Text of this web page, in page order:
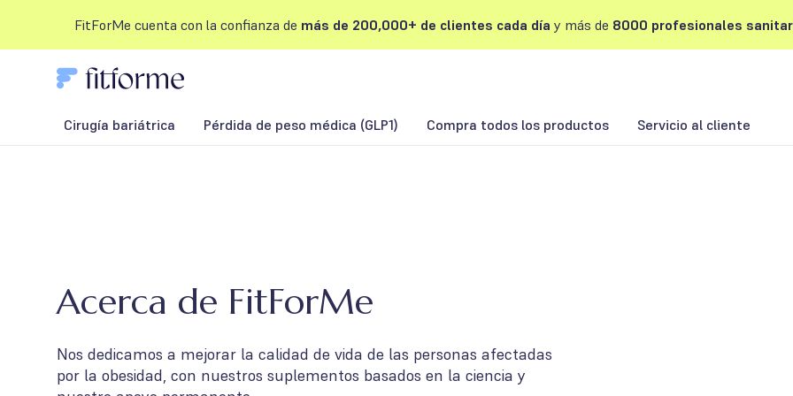
FitForMe cuenta con la confianza de más de 200,000+ de clientes cada día y más de 8000 profesionales
Cirugía bariátrica Pérdida de peso médica (GLP1) Compra todos los productos Servicio al cliente
Acerca de FitForMe
Nos dedicamos a mejorar la calidad de vida de las personas afectadas
por la obesidad, con nuestros suplementos basados en la ciencia y